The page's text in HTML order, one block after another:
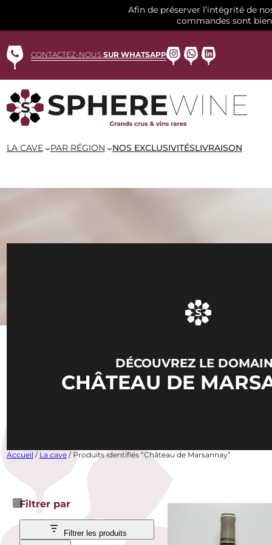
au
contenuCONTACTEZ-NOUS SUR WHATSAPPInstagram
WhatsApp
LinkedIn
LA CAVE PAR RÉGION NOS EXCLUSIVITÉSLIVRAISON
DÉCOUVREZ LE
CHÂTEAU DE
Accueil / La cave/ Produits identifiés “Château de Marsannay”
Filtrer par
Filtrer les produits
Afin de préserver l’intégrité de
commandes sont